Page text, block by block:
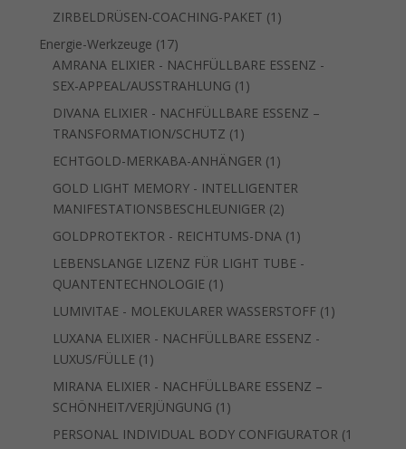
Produkt
ZIRBELDRÜSEN-COACHING-PAKET 1 1
Energie-Werkzeuge 1717
Produkte
AMRANA ELIXIER - NACHFÜLLBARE ESSENZ -
SEX-APPEAL/AUSSTRAHLUNG 1 1
Produkt
DIVANA ELIXIER - NACHFÜLLBARE ESSENZ –
TRANSFORMATION/SCHUTZ 1 1
Produkt
ECHTGOLD-MERKABA-ANHÄNGER 1 1
Produkt
GOLD LIGHT MEMORY - INTELLIGENTER
MANIFESTATIONSBESCHLEUNIGER 22
Produkte
GOLDPROTEKTOR - REICHTUMS-DNA 1 1
Produkt
LEBENSLANGE LIZENZ FÜR LIGHT TUBE -
QUANTENTECHNOLOGIE 1 1
Produkt
LUMIVITAE - MOLEKULARER WASSERSTOFF 1 1
LUXANA ELIXIER - NACHFÜLLBARE ESSENZ -
LUXUS/FÜLLE 1 1
Produkt
MIRANA ELIXIER - NACHFÜLLBARE ESSENZ –
SCHÖNHEIT/VERJÜNGUNG 1 1
Produkt
PERSONAL INDIVIDUAL BODY CONFIGURATOR 1